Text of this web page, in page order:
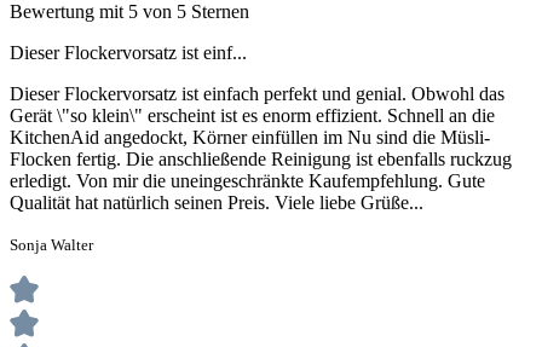
Bewertung mit 5 von 5 Sternen
Dieser Flockervorsatz ist einf...
Dieser Flockervorsatz ist einfach perfekt und genial. Obwohl das
Gerät \"so klein\" erscheint ist es enorm effizient. Schnell an die
KitchenAid angedockt, Körner einfüllen im Nu sind die Müsli-
Flocken fertig. Die anschließende Reinigung ist ebenfalls ruckzug
erledigt. Von mir die uneingeschränkte Kaufempfehlung. Gute
Qualität hat natürlich seinen Preis. Viele liebe Grüße...
Sonja Walter